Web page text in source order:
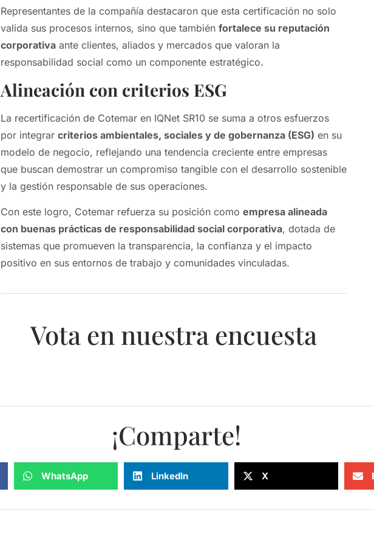
Representantes de la compañía destacaron que esta certificación no solo
valida sus procesos internos, sino que también fortalece su reputación
corporativaante clientes, aliados y mercados que valoran la
responsabilidad social como un componente estratégico.
Alineación con criterios ESG
La recertificación de Cotemar en IQNet SR10 se suma a otros esfuerzos
por integrar criterios ambientales, sociales y de gobernanza (ESG) en su
modelo de negocio, reflejando una tendencia creciente entre empresas
que buscan demostrar un compromiso tangible con el desarrollo sostenible
y la gestión responsable de sus operaciones.
Con este logro, Cotemar refuerza su posición como empresa alineada
con buenas prácticas de responsabilidad social corporativa, dotada de
sistemas que promueven la transparencia, la confianza y el impacto
positivo en sus entornos de trabajo y comunidades vinculadas.
Vota en nuestra encuesta
¡Comparte!
WhatsApp LinkedIn X